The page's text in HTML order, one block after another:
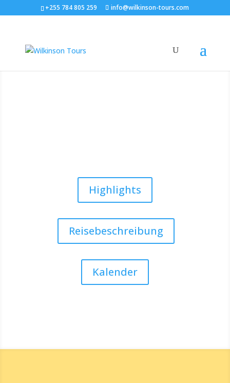
+255 784 805 259 info@wilkinson-tours.com
Highlights
Reisebeschreibung
Kalender